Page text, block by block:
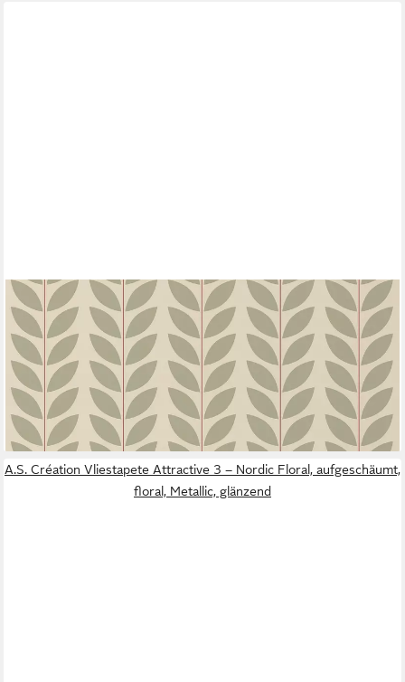
A.S. CRÉATION
Vliestapete Retro Blätter, leicht strukturiert, botanisch,
Vliestapete Blättermotiv botanisch Retro, versch. Farben
29,95 € UVP49,99 €
-40%
lieferbar - in 4-5 Werktagen bei dir
A.S. Création Vliestapete Attractive 3 – Nordic Floral, aufgeschäumt,
floral, Metallic, glänzend